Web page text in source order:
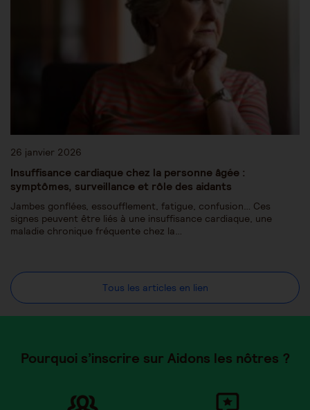
26 janvier 2026
Insuffisance cardiaque chez la personne âgée :
symptômes, surveillance et rôle des aidants
Jambes gonflées, essoufflement, fatigue, confusion… Ces
signes peuvent être liés à une insuffisance cardiaque, une
maladie chronique fréquente chez la…
Tous les articles en lien
Pourquoi s’inscrire sur Aidons les nôtres ?